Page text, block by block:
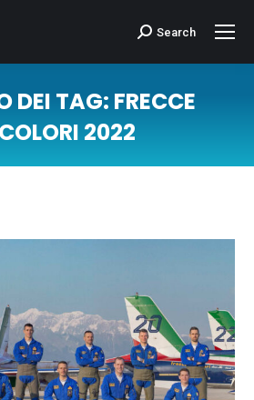
Cerca:Search
DEI TAG: FRECCE
2022